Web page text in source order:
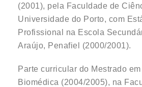
(2001), pela Faculdade de
Universidade do Porto, com
Profissional na Escola
Araújo, Penafiel (2000/2001).
Parte curricular do Mestrado
Biomédica (2004/2005), na